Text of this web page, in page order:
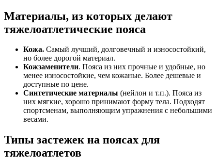
Материалы, из которых делают
тяжелоатлетические пояса
Кожа. Самый лучший, долговечный и износостойкий,
но более дорогой материал.
Кожзаменители. Пояса из них прочные и удобные, но
менее износостойкие, чем кожаные. Более дешевые и
доступные по цене.
Синтетические материалы (нейлон и т.п.). Пояса из
них мягкие, хорошо принимают форму тела. Подходят
спортсменам, выполняющим упражнения с небольшими
весами.
Типы застежек на поясах для
тяжелоатлетов